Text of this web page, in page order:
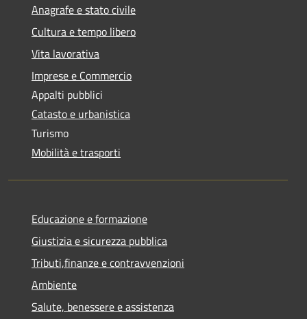
Anagrafe e stato civile
Cultura e tempo libero
Vita lavorativa
Imprese e Commercio
Appalti pubblici
Catasto e urbanistica
Turismo
Mobilità e trasporti
Educazione e formazione
Giustizia e sicurezza pubblica
Tributi,finanze e contravvenzioni
Ambiente
Salute, benessere e assistenza